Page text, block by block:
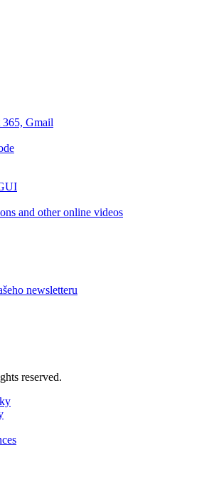
Gmail
and other online videos
newsletteru
reserved.